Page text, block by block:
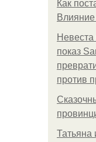
Как
Влияние
Невеста
показ
против
Татьяна